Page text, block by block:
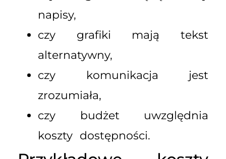
napisy,
czy grafiki mają tekst
alternatywny,
czy komunikacja jest
zrozumiała,
czy budżet uwzględnia
koszty dostępności.